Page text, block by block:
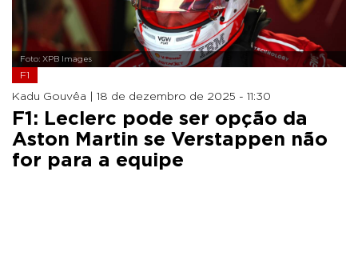
Foto: XPB Images
F1
Kadu Gouvêa | 18 de dezembro de 2025 - 11:30
F1: Leclerc pode ser opção da
Aston Martin se Verstappen não
for para a equipe